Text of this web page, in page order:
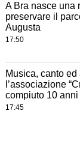
A Bra nasce una
preservare il
Augusta
17:50
Musica, canto
l’associazione
compiuto 10 anni
17:45